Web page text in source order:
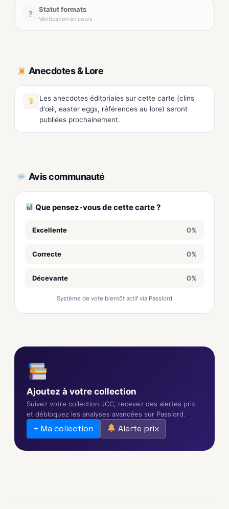
? Statut formats
Vérification en cours
Anecdotes & Lore
Les anecdotes éditoriales sur cette carte (clins
d'œil, easter eggs, références au lore) seront
publiées prochainement.
Avis communauté
Que pensez-vous de cette carte ?
Excellente 0%
Correcte 0%
Décevante 0%
Système de vote bientôt actif via Passlord
Ajoutez à votre collection
Suivez votre collection JCC, recevez des alertes prix
et débloquez les analyses avancées sur Passlord.
+ Ma collection Alerte prix